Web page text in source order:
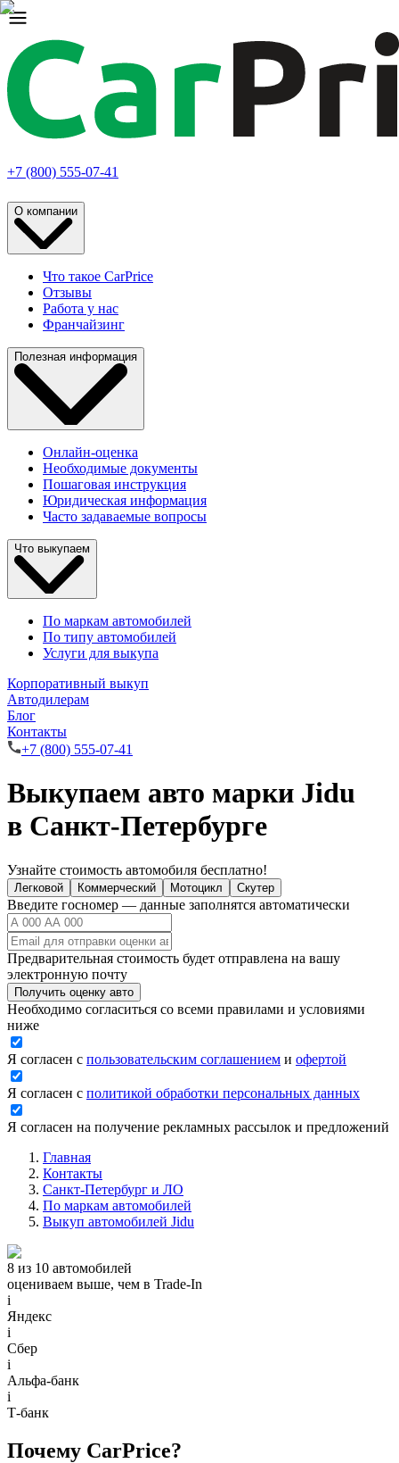
+7 (800) 555-07-41
О компании
Что такое CarPrice
Отзывы
Работа у нас
Франчайзинг
Полезная информация
Онлайн-оценка
Необходимые документы
Пошаговая инструкция
Юридическая информация
Часто задаваемые вопросы
Что выкупаем
По маркам автомобилей
По типу автомобилей
Услуги для выкупа
Корпоративный выкуп
Автодилерам
Блог
Контакты
+7 (800) 555-07-41
Выкупаем авто марки Jidu
в Санкт-Петербурге
Узнайте стоимость автомобиля бесплатно!
Легковой Коммерческий Мотоцикл Скутер
Введите госномер — данные заполнятся автоматически
Предварительная стоимость будет отправлена на вашу
электронную почту
Получить оценку авто
Необходимо согласиться со всеми правилами и условиями
ниже
Я согласен с пользовательским соглашением и офертой
Я согласен с политикой обработки персональных данных
Я согласен на получение рекламных рассылок и предложений
Главная
Контакты
Санкт-Петербург и ЛО
По маркам автомобилей
Выкуп автомобилей Jidu
8 из 10 автомобилей
оцениваем выше, чем в Trade‑In
i
Яндекс
i
Сбер
i
Альфа-банк
i
Т-банк
Почему CarPrice?